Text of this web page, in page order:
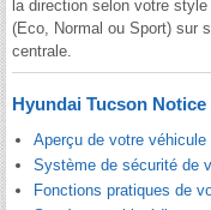
la direction selon votre
(Eco, Normal ou Sport) sur
centrale.
Hyundai Tucson
Aperçu de votre véhicule
Système de sécurité de
Fonctions pratiques de